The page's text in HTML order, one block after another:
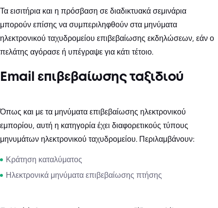
Τα εισιτήρια και η πρόσβαση σε διαδικτυακά σεμινάρια
μπορούν επίσης να συμπεριληφθούν στα μηνύματα
ηλεκτρονικού ταχυδρομείου επιβεβαίωσης εκδηλώσεων, εάν ο
πελάτης αγόρασε ή υπέγραψε για κάτι τέτοιο.
Email επιβεβαίωσης ταξιδιού
Όπως και με τα μηνύματα επιβεβαίωσης ηλεκτρονικού
εμπορίου, αυτή η κατηγορία έχει διαφορετικούς τύπους
μηνυμάτων ηλεκτρονικού ταχυδρομείου. Περιλαμβάνουν:
Κράτηση καταλύματος
Ηλεκτρονικά μηνύματα επιβεβαίωσης πτήσης